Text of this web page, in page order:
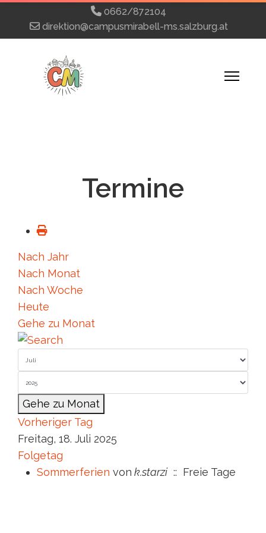
0662/872104
direktion@campusmirabell-ms.salzburg.at
Termine
Nach Jahr
Nach Monat
Nach Woche
Heute
Gehe zu Monat
Gehe zu Monat
Vorheriger Tag
Freitag, 18. Juli 2025
Folgetag
Sommerferien von k.starzi :: Freie Tage